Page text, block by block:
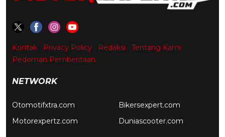
Kontak Privacy Policy Redaksi
Tentang Kami
Pedoman Pemberitaan
NETWORK
Otomotifxtra.com
Motorexpertz.com
Bikersexpert.com
Duniascooter.com